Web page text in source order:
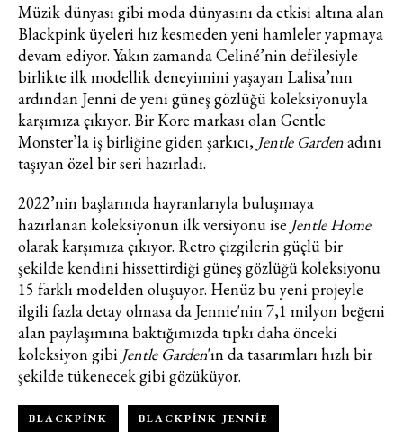
Haftalık E-Bülten
Moda dünyasında neler oluyor? Yeni
fikirler, öne çıkan koleksiyonlar, en
vogue trendler, ünlülerden güzelllik
sırları ve en popüler partilerden
haberdar olmak için haftalık e-
bültenimize kaydolun.
Müzik dünyası gibi moda dünyasını da etkisi altına alan
Blackpink üyeleri hız kesmeden yeni hamleler yapmaya
devam ediyor. Yakın zamanda Celiné’nin defilesiyle
birlikte ilk modellik deneyimini yaşayan Lalisa’nın
ardından Jenni de yeni güneş gözlüğü koleksiyonuyla
karşımıza çıkıyor. Bir Kore markası olan Gentle
Monster’la iş birliğine giden şarkıcı, Jentle Gardenadını
taşıyan özel bir seri hazırladı.
2022’nin başlarında hayranlarıyla buluşmaya
hazırlanan koleksiyonun ilk versiyonu ise Jentle Home
olarak karşımıza çıkıyor. Retro çizgilerin güçlü bir
şekilde kendini hissettirdiği güneş gözlüğü koleksiyonu
15 farklı modelden oluşuyor. Henüz bu yeni projeyle
ilgili fazla detay olmasa da Jennie'nin 7,1 milyon beğeni
alan paylaşımına baktığımızda tıpkı daha önceki
koleksiyon gibi Jentle Garden'ın da tasarımları hızlı bir
şekilde tükenecek gibi gözüküyor.
BLACKPINK BLACKPINK JENNIE